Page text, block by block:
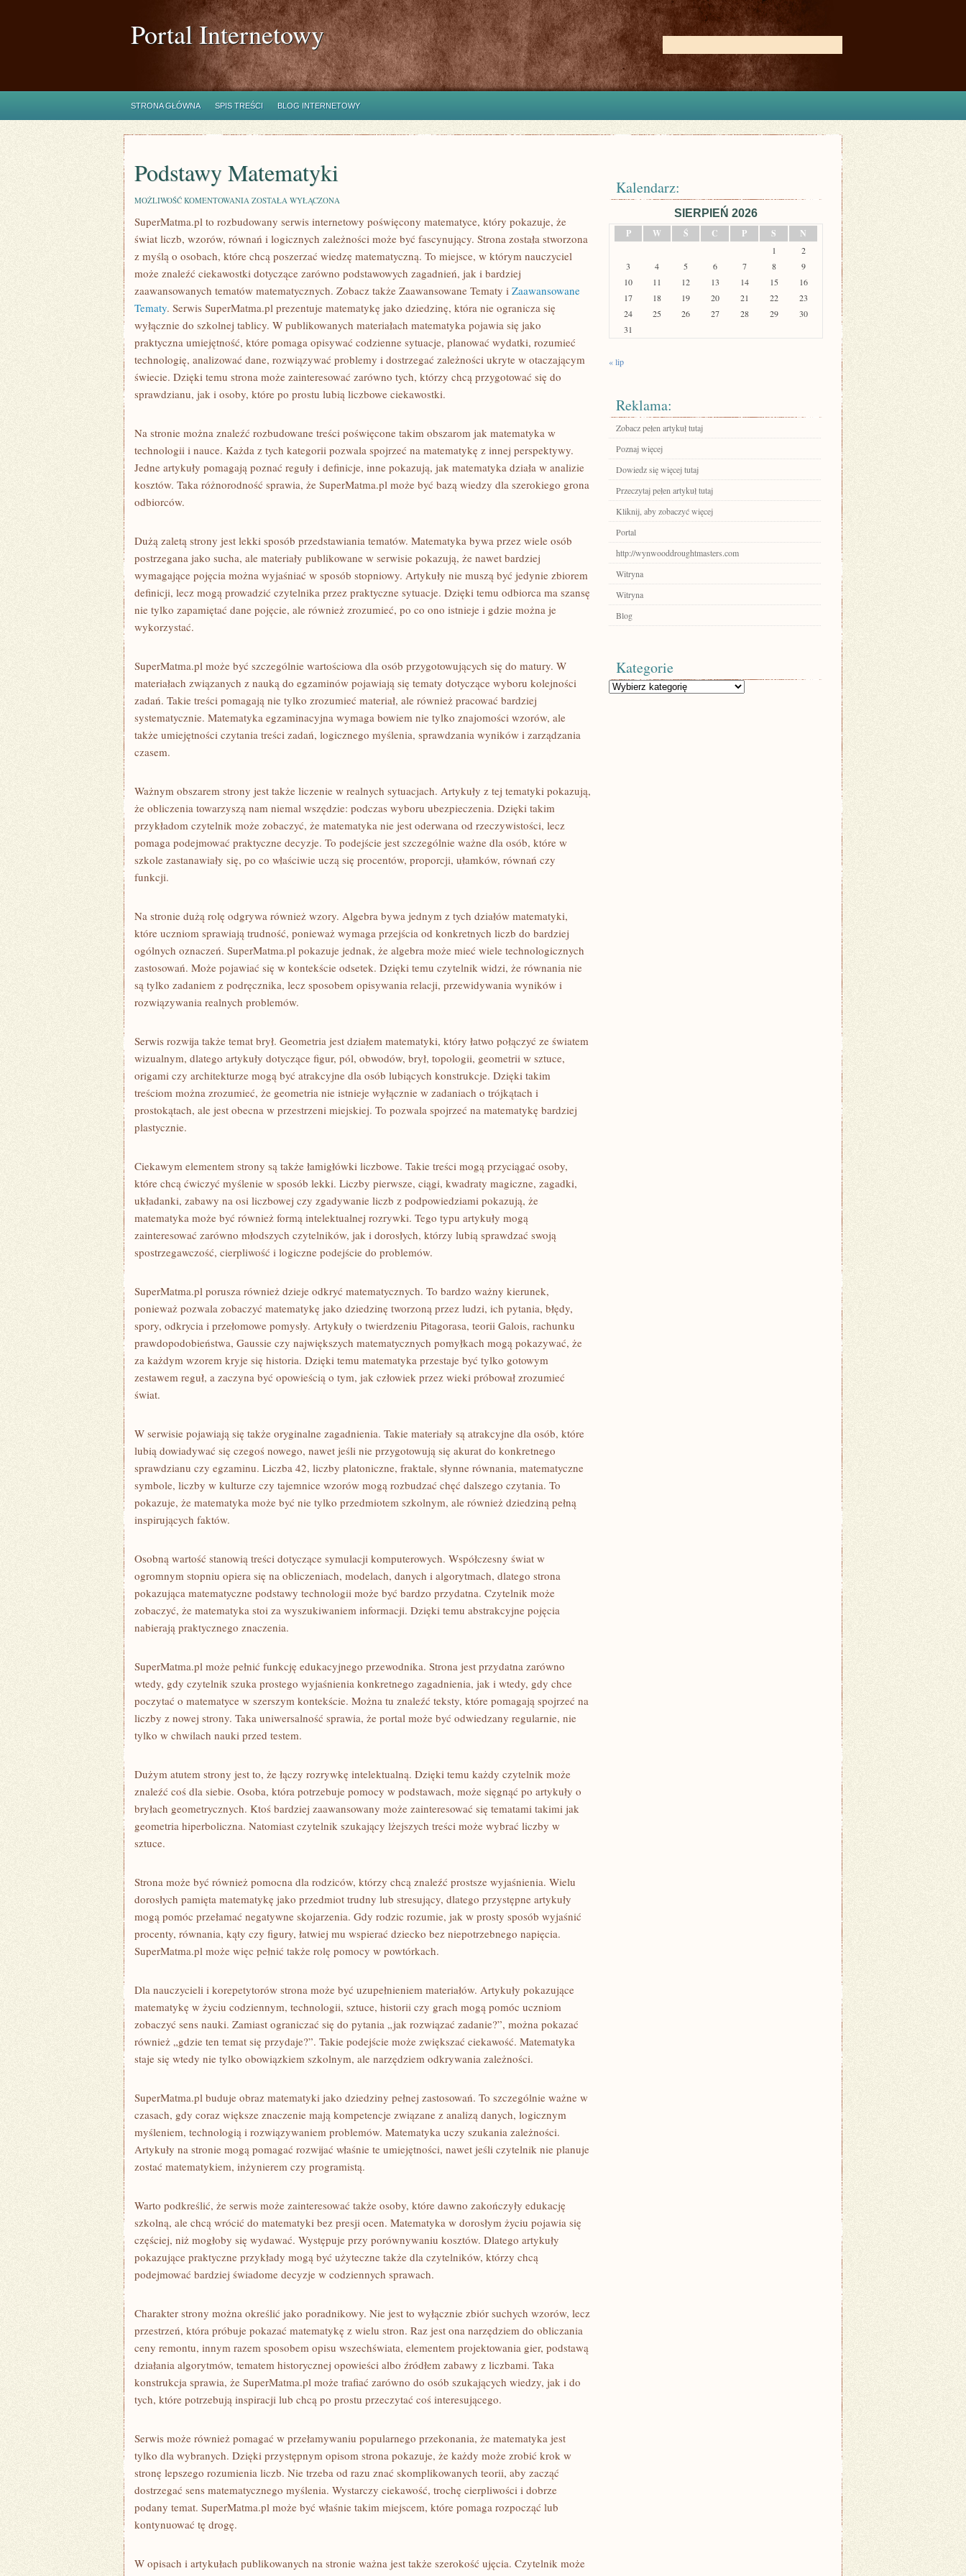
Portal Internetowy
STRONA GŁÓWNA SPIS TREŚCI BLOG INTERNETOWY
Podstawy Matematyki
MOŻLIWOŚĆ KOMENTOWANIA PODSTAWY
ZOSTAŁA WYŁĄCZONA
SuperMatma.pl to rozbudowany serwis internetowy poświęcony matematyce, który pokazuje, że
świat liczb, wzorów, równań i logicznych zależności może być fascynujący. Strona została stworzona
z myślą o osobach, które chcą poszerzać wiedzę matematyczną. To miejsce, w którym nauczyciel
może znaleźć ciekawostki dotyczące zarówno podstawowych zagadnień, jak i bardziej
zaawansowanych tematów matematycznych. Zobacz także Zaawansowane Tematy i Zaawansowane
Tematy. Serwis SuperMatma.pl prezentuje matematykę jako dziedzinę, która nie ogranicza się
wyłącznie do szkolnej tablicy. W publikowanych materiałach matematyka pojawia się jako
praktyczna umiejętność, które pomaga opisywać codzienne sytuacje, planować wydatki, rozumieć
technologię, analizować dane, rozwiązywać problemy i dostrzegać zależności ukryte w otaczającym
świecie. Dzięki temu strona może zainteresować zarówno tych, którzy chcą przygotować się do
sprawdzianu, jak i osoby, które po prostu lubią liczbowe ciekawostki.
Na stronie można znaleźć rozbudowane treści poświęcone takim obszarom jak matematyka w
technologii i nauce. Każda z tych kategorii pozwala spojrzeć na matematykę z innej perspektywy.
Jedne artykuły pomagają poznać reguły i definicje, inne pokazują, jak matematyka działa w analizie
kosztów. Taka różnorodność sprawia, że SuperMatma.pl może być bazą wiedzy dla szerokiego grona
odbiorców.
Dużą zaletą strony jest lekki sposób przedstawiania tematów. Matematyka bywa przez wiele osób
postrzegana jako sucha, ale materiały publikowane w serwisie pokazują, że nawet bardziej
wymagające pojęcia można wyjaśniać w sposób stopniowy. Artykuły nie muszą być jedynie zbiorem
definicji, lecz mogą prowadzić czytelnika przez praktyczne sytuacje. Dzięki temu odbiorca ma szansę
nie tylko zapamiętać dane pojęcie, ale również zrozumieć, po co ono istnieje i gdzie można je
wykorzystać.
SuperMatma.pl może być szczególnie wartościowa dla osób przygotowujących się do matury. W
materiałach związanych z nauką do egzaminów pojawiają się tematy dotyczące wyboru kolejności
zadań. Takie treści pomagają nie tylko zrozumieć materiał, ale również pracować bardziej
systematycznie. Matematyka egzaminacyjna wymaga bowiem nie tylko znajomości wzorów, ale
także umiejętności czytania treści zadań, logicznego myślenia, sprawdzania wyników i zarządzania
czasem.
Ważnym obszarem strony jest także liczenie w realnych sytuacjach. Artykuły z tej tematyki pokazują,
że obliczenia towarzyszą nam niemal wszędzie: podczas wyboru ubezpieczenia. Dzięki takim
przykładom czytelnik może zobaczyć, że matematyka nie jest oderwana od rzeczywistości, lecz
pomaga podejmować praktyczne decyzje. To podejście jest szczególnie ważne dla osób, które w
szkole zastanawiały się, po co właściwie uczą się procentów, proporcji, ułamków, równań czy
funkcji.
Na stronie dużą rolę odgrywa również wzory. Algebra bywa jednym z tych działów matematyki,
które uczniom sprawiają trudność, ponieważ wymaga przejścia od konkretnych liczb do bardziej
ogólnych oznaczeń. SuperMatma.pl pokazuje jednak, że algebra może mieć wiele technologicznych
zastosowań. Może pojawiać się w kontekście odsetek. Dzięki temu czytelnik widzi, że równania nie
są tylko zadaniem z podręcznika, lecz sposobem opisywania relacji, przewidywania wyników i
rozwiązywania realnych problemów.
Serwis rozwija także temat brył. Geometria jest działem matematyki, który łatwo połączyć ze światem
wizualnym, dlatego artykuły dotyczące figur, pól, obwodów, brył, topologii, geometrii w sztuce,
origami czy architekturze mogą być atrakcyjne dla osób lubiących konstrukcje. Dzięki takim
treściom można zrozumieć, że geometria nie istnieje wyłącznie w zadaniach o trójkątach i
prostokątach, ale jest obecna w przestrzeni miejskiej. To pozwala spojrzeć na matematykę bardziej
plastycznie.
Ciekawym elementem strony są także łamigłówki liczbowe. Takie treści mogą przyciągać osoby,
które chcą ćwiczyć myślenie w sposób lekki. Liczby pierwsze, ciągi, kwadraty magiczne, zagadki,
układanki, zabawy na osi liczbowej czy zgadywanie liczb z podpowiedziami pokazują, że
matematyka może być również formą intelektualnej rozrywki. Tego typu artykuły mogą
zainteresować zarówno młodszych czytelników, jak i dorosłych, którzy lubią sprawdzać swoją
spostrzegawczość, cierpliwość i logiczne podejście do problemów.
SuperMatma.pl porusza również dzieje odkryć matematycznych. To bardzo ważny kierunek,
ponieważ pozwala zobaczyć matematykę jako dziedzinę tworzoną przez ludzi, ich pytania, błędy,
spory, odkrycia i przełomowe pomysły. Artykuły o twierdzeniu Pitagorasa, teorii Galois, rachunku
prawdopodobieństwa, Gaussie czy największych matematycznych pomyłkach mogą pokazywać, że
za każdym wzorem kryje się historia. Dzięki temu matematyka przestaje być tylko gotowym
zestawem reguł, a zaczyna być opowieścią o tym, jak człowiek przez wieki próbował zrozumieć
świat.
W serwisie pojawiają się także oryginalne zagadnienia. Takie materiały są atrakcyjne dla osób, które
lubią dowiadywać się czegoś nowego, nawet jeśli nie przygotowują się akurat do konkretnego
sprawdzianu czy egzaminu. Liczba 42, liczby platoniczne, fraktale, słynne równania, matematyczne
symbole, liczby w kulturze czy tajemnice wzorów mogą rozbudzać chęć dalszego czytania. To
pokazuje, że matematyka może być nie tylko przedmiotem szkolnym, ale również dziedziną pełną
inspirujących faktów.
Osobną wartość stanowią treści dotyczące symulacji komputerowych. Współczesny świat w
ogromnym stopniu opiera się na obliczeniach, modelach, danych i algorytmach, dlatego strona
pokazująca matematyczne podstawy technologii może być bardzo przydatna. Czytelnik może
zobaczyć, że matematyka stoi za wyszukiwaniem informacji. Dzięki temu abstrakcyjne pojęcia
nabierają praktycznego znaczenia.
SuperMatma.pl może pełnić funkcję edukacyjnego przewodnika. Strona jest przydatna zarówno
wtedy, gdy czytelnik szuka prostego wyjaśnienia konkretnego zagadnienia, jak i wtedy, gdy chce
poczytać o matematyce w szerszym kontekście. Można tu znaleźć teksty, które pomagają spojrzeć na
liczby z nowej strony. Taka uniwersalność sprawia, że portal może być odwiedzany regularnie, nie
tylko w chwilach nauki przed testem.
Dużym atutem strony jest to, że łączy rozrywkę intelektualną. Dzięki temu każdy czytelnik może
znaleźć coś dla siebie. Osoba, która potrzebuje pomocy w podstawach, może sięgnąć po artykuły o
bryłach geometrycznych. Ktoś bardziej zaawansowany może zainteresować się tematami takimi jak
geometria hiperboliczna. Natomiast czytelnik szukający lżejszych treści może wybrać liczby w
sztuce.
Strona może być również pomocna dla rodziców, którzy chcą znaleźć prostsze wyjaśnienia. Wielu
dorosłych pamięta matematykę jako przedmiot trudny lub stresujący, dlatego przystępne artykuły
mogą pomóc przełamać negatywne skojarzenia. Gdy rodzic rozumie, jak w prosty sposób wyjaśnić
procenty, równania, kąty czy figury, łatwiej mu wspierać dziecko bez niepotrzebnego napięcia.
SuperMatma.pl może więc pełnić także rolę pomocy w powtórkach.
Dla nauczycieli i korepetytorów strona może być uzupełnieniem materiałów. Artykuły pokazujące
matematykę w życiu codziennym, technologii, sztuce, historii czy grach mogą pomóc uczniom
zobaczyć sens nauki. Zamiast ograniczać się do pytania „jak rozwiązać zadanie?”, można pokazać
również „gdzie ten temat się przydaje?”. Takie podejście może zwiększać ciekawość. Matematyka
staje się wtedy nie tylko obowiązkiem szkolnym, ale narzędziem odkrywania zależności.
SuperMatma.pl buduje obraz matematyki jako dziedziny pełnej zastosowań. To szczególnie ważne w
czasach, gdy coraz większe znaczenie mają kompetencje związane z analizą danych, logicznym
myśleniem, technologią i rozwiązywaniem problemów. Matematyka uczy szukania zależności.
Artykuły na stronie mogą pomagać rozwijać właśnie te umiejętności, nawet jeśli czytelnik nie planuje
zostać matematykiem, inżynierem czy programistą.
Warto podkreślić, że serwis może zainteresować także osoby, które dawno zakończyły edukację
szkolną, ale chcą wrócić do matematyki bez presji ocen. Matematyka w dorosłym życiu pojawia się
częściej, niż mogłoby się wydawać. Występuje przy porównywaniu kosztów. Dlatego artykuły
pokazujące praktyczne przykłady mogą być użyteczne także dla czytelników, którzy chcą
podejmować bardziej świadome decyzje w codziennych sprawach.
Charakter strony można określić jako poradnikowy. Nie jest to wyłącznie zbiór suchych wzorów, lecz
przestrzeń, która próbuje pokazać matematykę z wielu stron. Raz jest ona narzędziem do obliczania
ceny remontu, innym razem sposobem opisu wszechświata, elementem projektowania gier, podstawą
działania algorytmów, tematem historycznej opowieści albo źródłem zabawy z liczbami. Taka
konstrukcja sprawia, że SuperMatma.pl może trafiać zarówno do osób szukających wiedzy, jak i do
tych, które potrzebują inspiracji lub chcą po prostu przeczytać coś interesującego.
Serwis może również pomagać w przełamywaniu popularnego przekonania, że matematyka jest
tylko dla wybranych. Dzięki przystępnym opisom strona pokazuje, że każdy może zrobić krok w
stronę lepszego rozumienia liczb. Nie trzeba od razu znać skomplikowanych teorii, aby zacząć
dostrzegać sens matematycznego myślenia. Wystarczy ciekawość, trochę cierpliwości i dobrze
podany temat. SuperMatma.pl może być właśnie takim miejscem, które pomaga rozpocząć lub
kontynuować tę drogę.
W opisach i artykułach publikowanych na stronie ważna jest także szerokość ujęcia. Czytelnik może
Kalendarz:
SIERPIEŃ 2026
P
W Ś C P S N
1
2
3
4 5 6 7 8
9
10
11 12 13 14 15
16
17
18 19 20 21 22
23
24
25 26 27 28 29
30
31
« lip
Reklama:
Zobacz pełen artykuł tutaj
Poznaj więcej
Dowiedz się więcej tutaj
Przeczytaj pełen artykuł tutaj
Kliknij, aby zobaczyć więcej
Portal
http://wynwooddroughtmasters.com
Witryna
Witryna
Blog
Kategorie
Kategorie